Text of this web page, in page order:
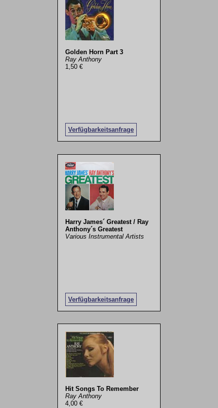
Golden Horn Part 3
Ray Anthony
1,50 €
Verfügbarkeitsanfrage
Harry James´ Greatest / Ray
Anthony´s Greatest
Various Instrumental Artists
Verfügbarkeitsanfrage
Hit Songs To Remember
Ray Anthony
4,00 €